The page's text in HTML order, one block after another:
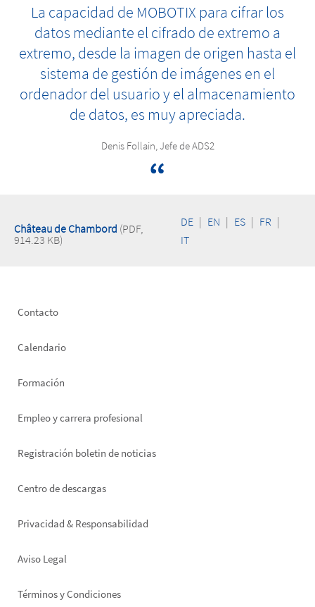
La capacidad de MOBOTIX para cifrar los
datos mediante el cifrado de extremo a
extremo, desde la imagen de origen hasta el
sistema de gestión de imágenes en el
ordenador del usuario y el almacenamiento
de datos, es muy apreciada.
Denis Follain, Jefe de ADS2
Château de Chambord (PDF,
914.23 KB)
DE | EN | ES | FR |
IT
Footer
Contacto
Calendario
Formación
Empleo y carrera profesional
Registración boletin de noticias
Footer
Centro de descargas
Privacidad & Responsabilidad
Aviso Legal
Términos y Condiciones